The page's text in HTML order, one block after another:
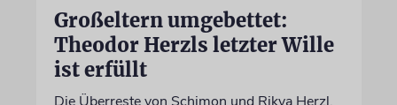
Großeltern umgebettet:
Theodor Herzls letzter Wille
ist erfüllt